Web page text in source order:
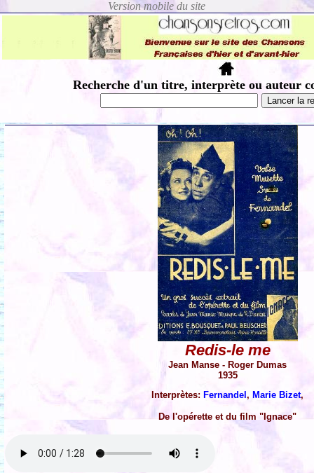
Recherche d'un titre, interprète ou auteur
Redis-le me
Jean Manse - Roger Dumas
1935
Interprètes: Fernandel, Marie Bizet,
De l'opérette et du film "Ignace"